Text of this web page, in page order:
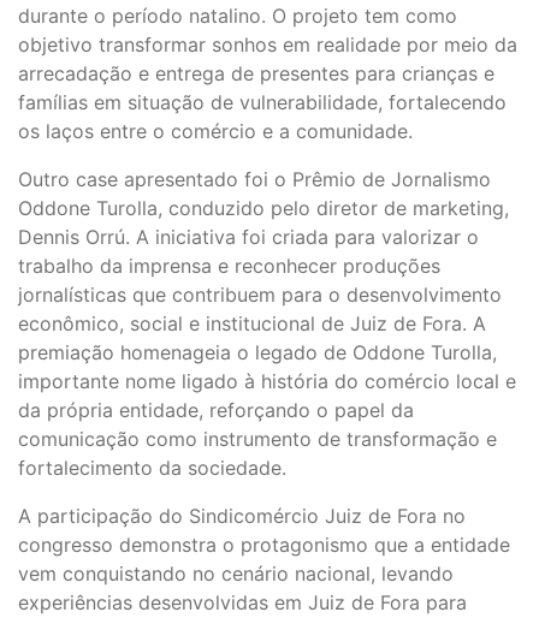
durante o período natalino. O projeto tem como
objetivo transformar sonhos em realidade por meio da
arrecadação e entrega de presentes para crianças e
famílias em situação de vulnerabilidade, fortalecendo
os laços entre o comércio e a comunidade.
Outro case apresentado foi o Prêmio de Jornalismo
Oddone Turolla, conduzido pelo diretor de marketing,
Dennis Orrú. A iniciativa foi criada para valorizar o
trabalho da imprensa e reconhecer produções
jornalísticas que contribuem para o desenvolvimento
econômico, social e institucional de Juiz de Fora. A
premiação homenageia o legado de Oddone Turolla,
importante nome ligado à história do comércio local e
da própria entidade, reforçando o papel da
comunicação como instrumento de transformação e
fortalecimento da sociedade.
A participação do Sindicomércio Juiz de Fora no
congresso demonstra o protagonismo que a entidade
vem conquistando no cenário nacional, levando
experiências desenvolvidas em Juiz de Fora para